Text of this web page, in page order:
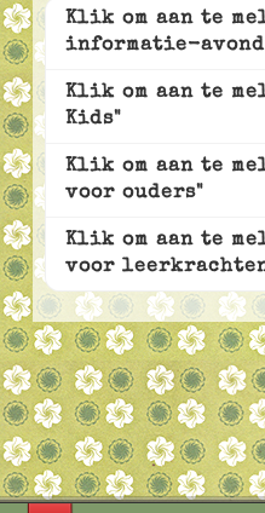
Klik om aan te
informatie-
Klik om aan te
Kids"
Klik om aan te
voor ouders"
Klik om aan te
voor